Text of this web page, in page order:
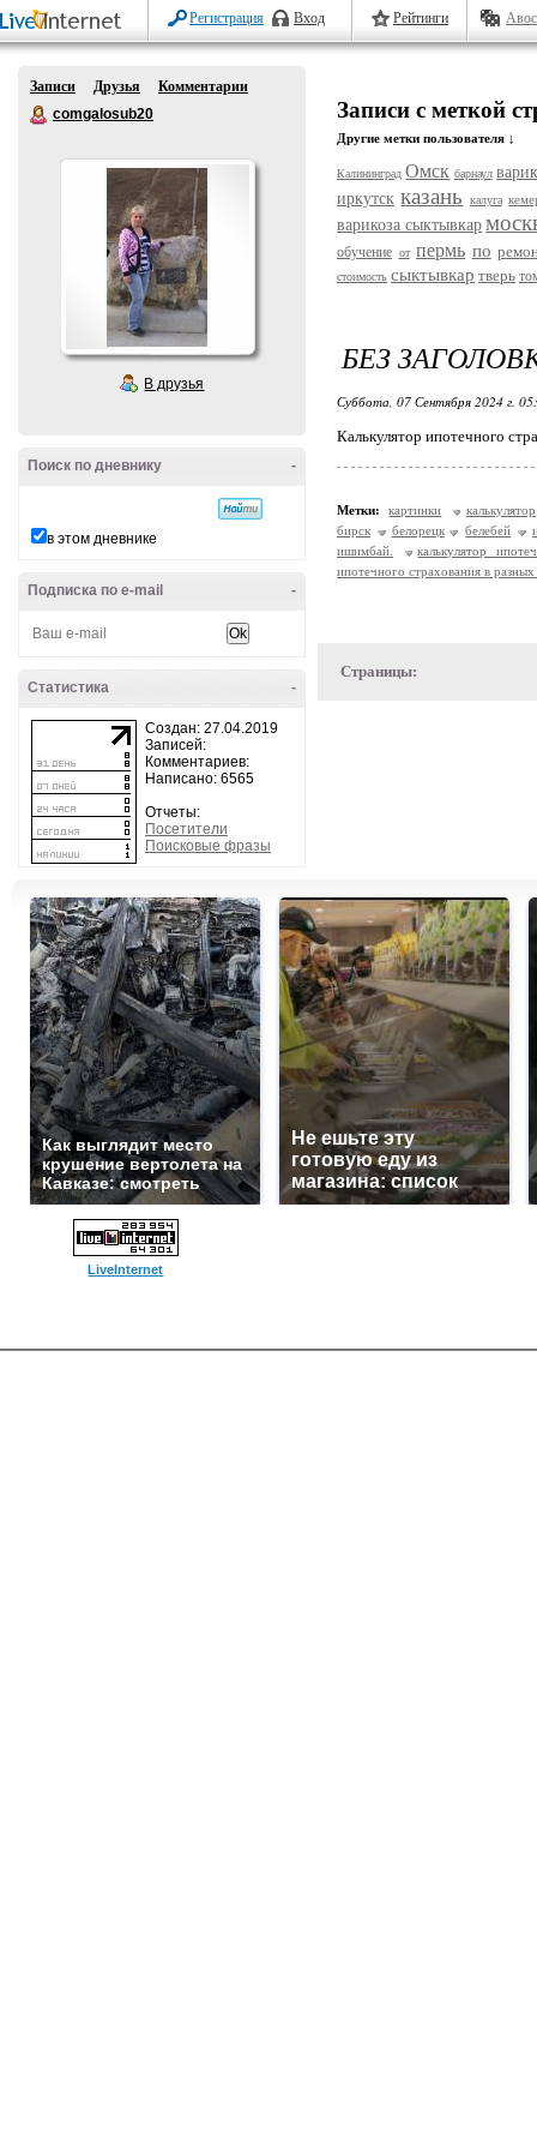
Регистрация Вход Рейтинги
Записи Друзья
Комментарии
comgalosub20
В друзья
-
Поиск по дневнику
в этом дневнике
-
Подписка по e-mail
-
Статистика
Создан: 27.04.2019
Записей:
Комментариев:
Написано: 6565
Отчеты:
Посетители
Поисковые фразы
Записи с меткой
Другие метки пользователя ↓
Калининград Омск барнаул
иркутск казань калуга
варикоза сыктывкар
обучение от пермь по
стоимость сыктывкар тверь
БЕЗ
Суббота, 07 Сентября 2024 г.
Калькулятор ипотечного
Метки: картинки
калькулятор
бирск
белорецк белебей
ишимбай.
калькулятор
ипотечного страхования в
Страницы:
Как выглядит место
крушение вертолета на
Кавказе: смотреть
Не ешьте эту
готовую еду из
магазина: список
LiveInternet